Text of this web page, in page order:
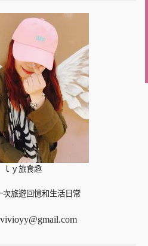
ｌｙ旅食趣
次旅遊回憶和生活日常
vivioyy@gmail.com